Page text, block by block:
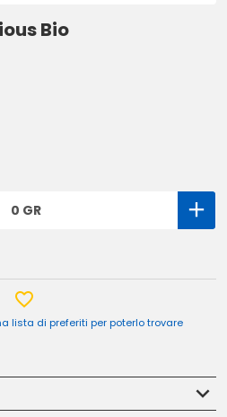
Bio
0 GR
lista di preferiti per poterlo trovare